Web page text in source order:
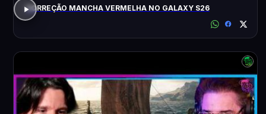
CORREÇÃO MANCHA VERMELHA NO GALAXY S26